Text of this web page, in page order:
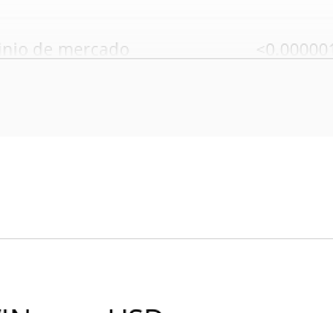
de mercado
998,042,536.656